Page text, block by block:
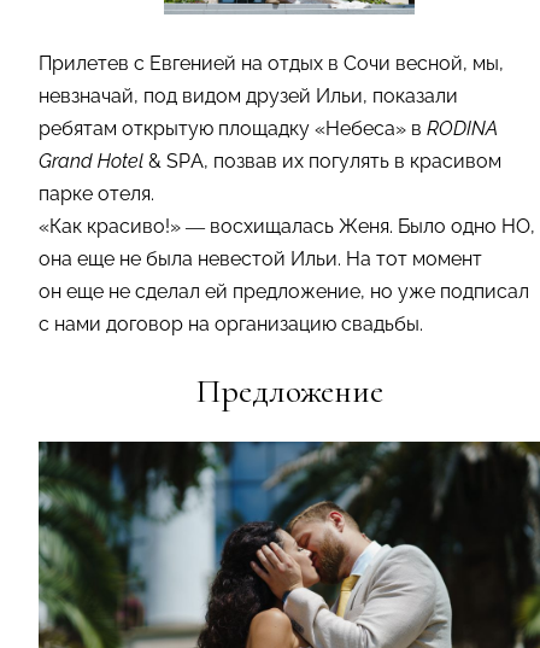
Прилетев с Евгенией на отдых в Сочи весной, мы,
невзначай, под видом друзей Ильи, показали
ребятам открытую площадку «Небеса» в RODINA
Grand Hotel & SPA, позвав их погулять в красивом
парке отеля.
«Как красиво!» — восхищалась Женя. Было одно НО,
она еще не была невестой Ильи. На тот момент
он еще не сделал ей предложение, но уже подписал
с нами договор на организацию свадьбы.
Предложение